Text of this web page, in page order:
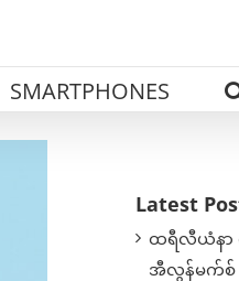
SMARTPHONES
Latest
ထရီလီယံနာ
အီလွန်မက်စ်